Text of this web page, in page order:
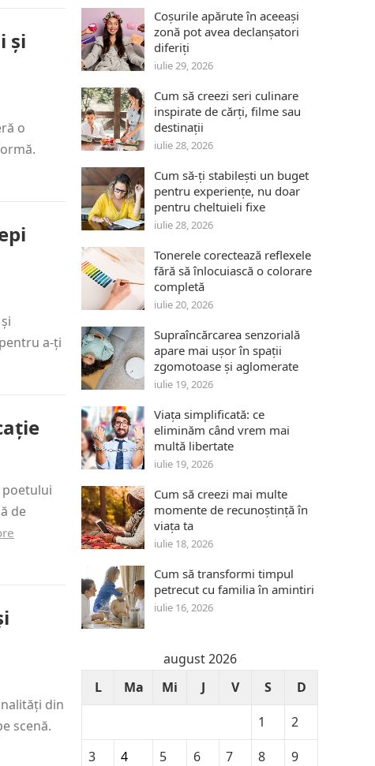
și
o
a-ți
poetului
de
din
scenă.
Coșurile apărute în aceeași
zonă pot avea declanșatori
diferiți
iulie 29, 2026
Cum să creezi seri culinare
inspirate de cărți, filme sau
destinații
iulie 28, 2026
Cum să-ți stabilești un buget
pentru experiențe, nu doar
pentru cheltuieli fixe
iulie 28, 2026
Tonerele corectează reflexele
fără să înlocuiască o colorare
completă
iulie 20, 2026
Supraîncărcarea senzorială
apare mai ușor în spații
zgomotoase și aglomerate
iulie 19, 2026
Viața simplificată: ce
eliminăm când vrem mai
multă libertate
iulie 19, 2026
Cum să creezi mai multe
momente de recunoștință în
viața ta
iulie 18, 2026
Cum să transformi timpul
petrecut cu familia în amintiri
iulie 16, 2026
august 2026
L
Ma Mi J V S
D
1
2
3
4 5 6 7 8
9